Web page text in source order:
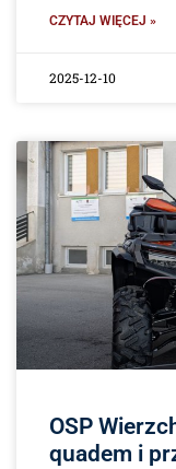
CZYTAJ WIĘCEJ »
2025-12-10
OSP
quadem i